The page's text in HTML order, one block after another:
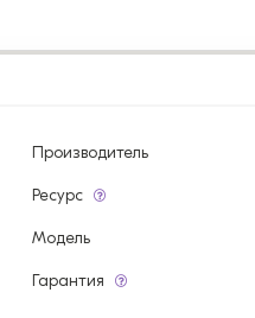
Производитель
Ресурс
Модель
Гарантия